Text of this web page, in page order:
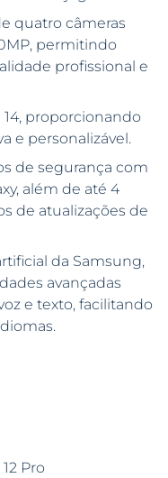
quatro câmeras
permitindo
profissional e
proporcionando
e personalizável.
de segurança com
além de até 4
de atualizações de
da Samsung,
avançadas
e texto, facilitando